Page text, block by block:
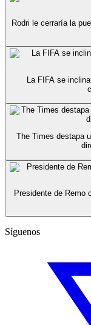
Rodri le cerraría la
La FIFA se
The Times destapa
Presidente de Remo
Síguenos